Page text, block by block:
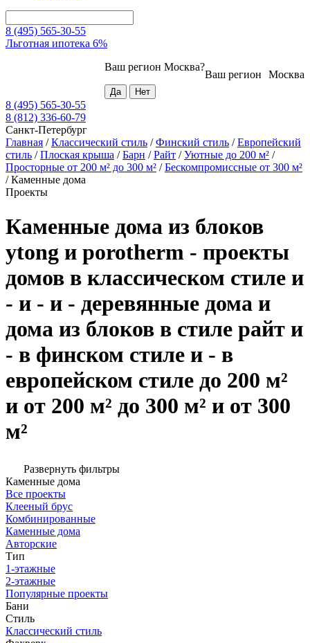
8 (495) 565-30-55
Льготная ипотека 6%
Москва
Ваш регион
Ваш регион Москва?
8 (495) 565-30-55
8 (812) 336-60-79
Санкт-Петербург
Главная /Классический стиль /Финский стиль /Европейский
стиль /Плоская крыша /Барн /Райт /Уютные до 200 м² /
Просторные от 200 м² до 300 м² /Бескомпромиссные от 300 м²
/Каменные дома
Проекты
Каменные дома из блоков
ytong и porotherm - проекты
домов в классическом стиле и
- и - и - деревянные дома и
дома из блоков в стиле райт и
- в финском стиле и - в
европейском стиле до 200 м²
и от 200 м² до 300 м² и от 300
м²
Развернуть фильтры
Каменные дома
Все проекты
Клееный брус
Комбинированные
Каменные дома
Авторские
Тип
1-этажные
2-этажные
Популярные проекты
Бани
Стиль
Классический стиль